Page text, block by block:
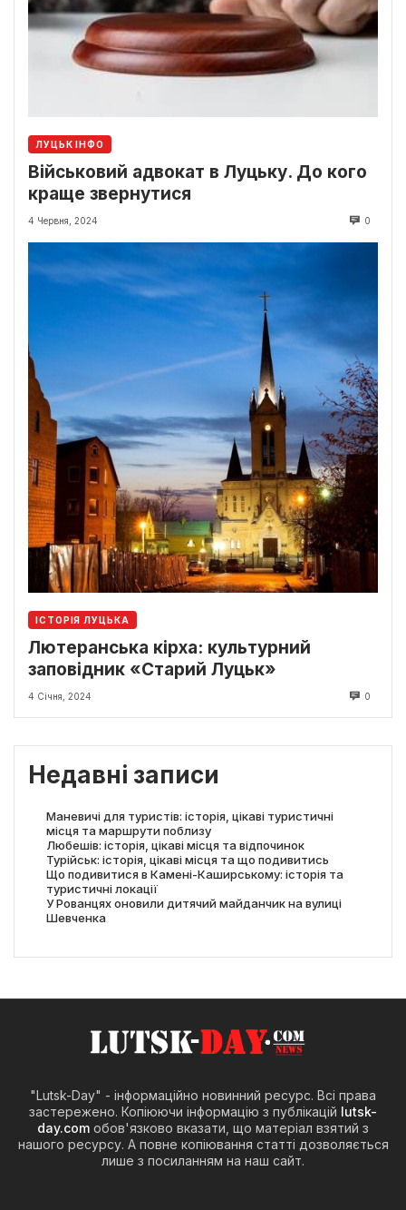
ЛУЦЬК ІНФО
Військовий адвокат в Луцьку. До кого
краще звернутися
4 Червня, 2024 0
ІСТОРІЯ ЛУЦЬКА
Лютеранська кірха: культурний
заповідник «Старий Луцьк»
4 Січня, 2024 0
Недавні записи
Маневичі для туристів: історія, цікаві туристичні
місця та маршрути поблизу
Любешів: історія, цікаві місця та відпочинок
Турійськ: історія, цікаві місця та що подивитись
Що подивитися в Камені-Каширському: історія та
туристичні локації
У Рованцях оновили дитячий майданчик на вулиці
Шевченка
"Lutsk-Day" - інформаційно новинний ресурс. Всі права
застережено. Копіюючи інформацію з публікацій lutsk-
day.com обов'язково вказати, що матеріал взятий з
нашого ресурсу. А повне копіювання статті дозволяється
лише з посиланням на наш сайт.